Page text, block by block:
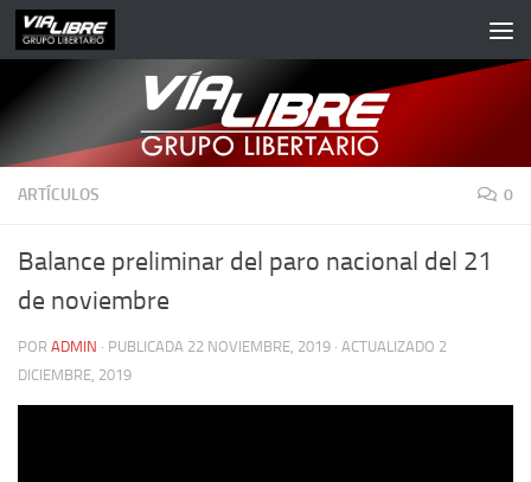
Saltar al contenido
ARTÍCULOS 0
Balance preliminar del paro nacional del 21
de noviembre
POR ADMIN · PUBLICADA 22 NOVIEMBRE, 2019 · ACTUALIZADO 2
DICIEMBRE, 2019